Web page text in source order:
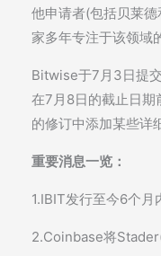
他申请者(包括贝莱
家多年专注于该领域
Bitwise于7月3日提
在7月8日的截止日期
的修订中添加某些详
重要消息一览：
1.IBIT发行至今6个月
2.Coinbase将